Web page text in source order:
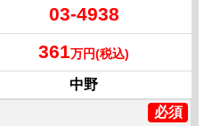
03-4938
361万円(税込)
中野